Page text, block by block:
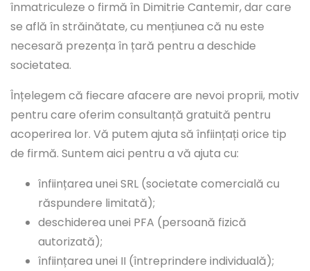
înmatriculeze o firmă în Dimitrie Cantemir, dar care
se află în străinătate, cu mențiunea că nu este
necesară prezența în țară pentru a deschide
societatea.
Înțelegem că fiecare afacere are nevoi proprii, motiv
pentru care oferim consultanță gratuită pentru
acoperirea lor. Vă putem ajuta să înființați orice tip
de firmă. Suntem aici pentru a vă ajuta cu:
înființarea unei SRL (societate comercială cu
răspundere limitată);
deschiderea unei PFA (persoană fizică
autorizată);
înființarea unei II (întreprindere individuală);